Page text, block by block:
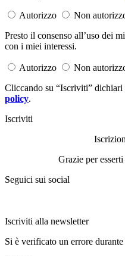
Autorizzo
Non
Presto il consenso all’uso dei
con i miei interessi.
Autorizzo
Non
Cliccando su “Iscriviti” dichiari
policy.
Iscriviti
Grazie per
Seguici sui social
Iscriviti alla newsletter
Si è verificato un errore